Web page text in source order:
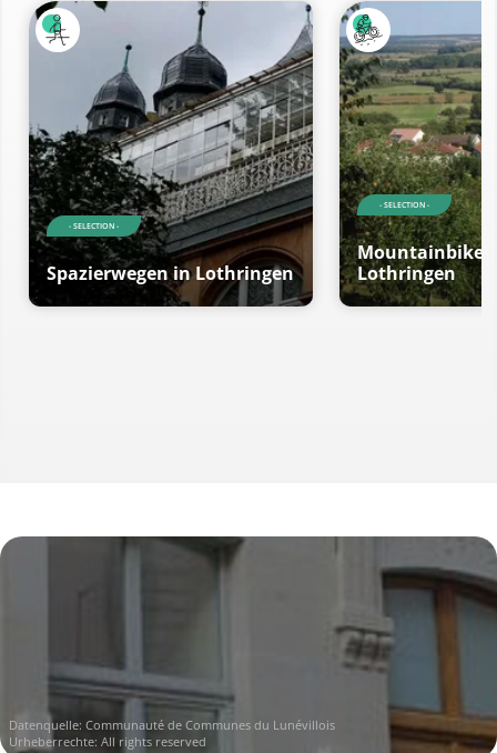
- SELECTION -
Spazierwegen in Lothringen
- SELECTION -
Lothringen
Datenquelle: Communauté de Communes du Lunévillois
Urheberrechte: All rights reserved